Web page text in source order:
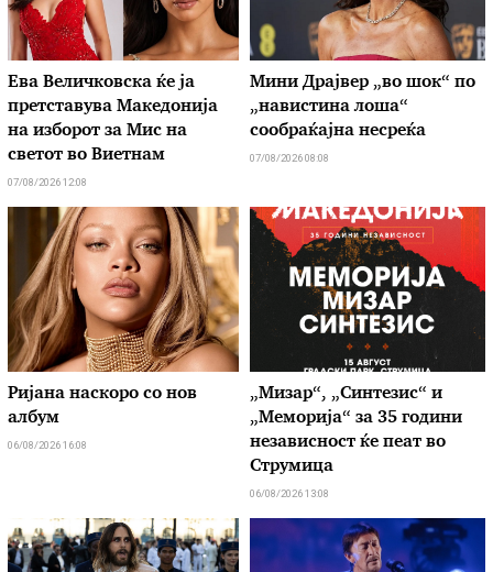
Ева Величковска ќе ја
претставува Македонија
на изборот за Мис на
светот во Виетнам
07/08/2026 12:08
Мини Драјвер „во шок“ по
„навистина лоша“
сообраќајна несреќа
07/08/2026 08:08
Ријана наскоро со нов
албум
06/08/2026 16:08
„Мизар“, „Синтезис“ и
„Меморија“ за 35 години
независност ќе пеат во
Струмица
06/08/2026 13:08